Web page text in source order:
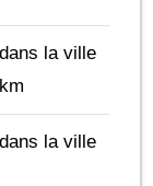
la ville
la ville